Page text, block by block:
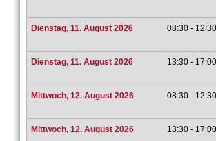
Dienstag, 11. August 2026 08:30 -
Dienstag, 11. August 2026 13:30 -
Mittwoch, 12. August 2026 08:30 -
Mittwoch, 12. August 2026 13:30 -